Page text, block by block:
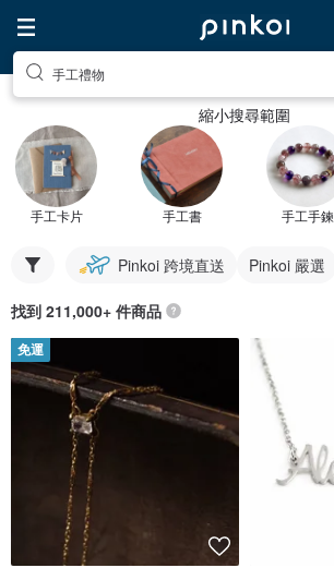
手工禮物
縮小搜尋範圍
手工卡片 手工書 手工手鍊
Pinkoi 跨境直送 Pinkoi 嚴選
找到 211,000+ 件商品
免運